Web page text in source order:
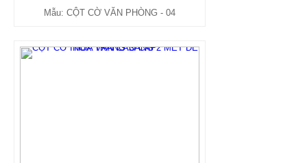
Mẫu: CỘT CỜ VĂN PHÒNG - 04